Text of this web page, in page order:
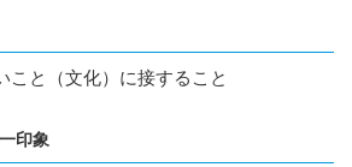
こと（文化）に接すること
印象